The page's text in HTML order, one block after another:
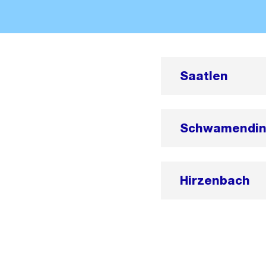
Saatlen
Hirzenbach